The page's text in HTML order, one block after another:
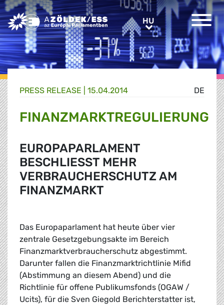
Greens/EFA Home HUHU
DE
PRESS RELEASE | 15.04.2014
FINANZMARKTREGULIERUNG
EUROPAPARLAMENT
BESCHLIESST MEHR V
ERBRAUCHERSCHUTZ AM F
INANZMARKT
Das Europaparlament hat heute über vier
zentrale Gesetzgebungsakte im Bereich
Finanzmarktverbraucherschutz abgestimmt.
Darunter fallen die Finanzmarktrichtlinie Mifid
(Abstimmung an diesem Abend) und die
Richtlinie für offene Publikumsfonds (OGAW /
Ucits), für die Sven Giegold Berichterstatter ist,